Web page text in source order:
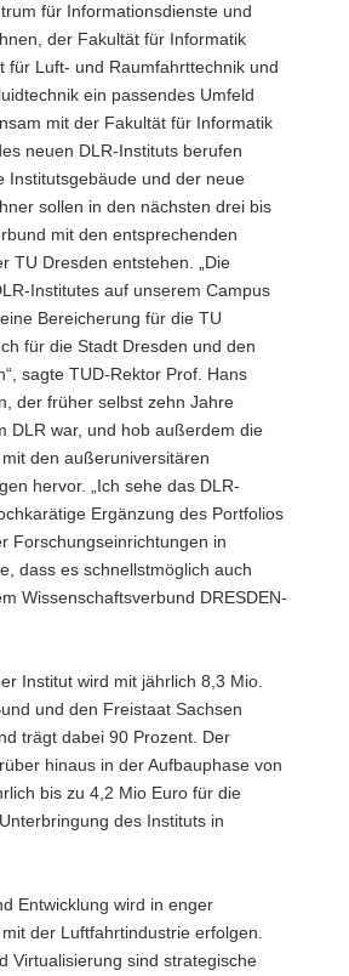
für Informationsdienste und
der Fakultät für Informatik
für Luft- und Raumfahrttechnik und
ein passendes Umfeld
mit der Fakultät für Informatik
neuen DLR-Instituts berufen
Institutsgebäude und der neue
sollen in den nächsten drei bis
mit den entsprechenden
TU Dresden entstehen. „Die
Institutes auf unserem Campus
Bereicherung für die TU
für die Stadt Dresden und den
sagte TUD-Rektor Prof. Hans
der früher selbst zehn Jahre
DLR war, und hob außerdem die
den außeruniversitären
hervor. „Ich sehe das DLR-
Ergänzung des Portfolios
Forschungseinrichtungen in
dass es schnellstmöglich auch
Wissenschaftsverbund DRESDEN-
Institut wird mit jährlich 8,3 Mio.
und den Freistaat Sachsen
trägt dabei 90 Prozent. Der
hinaus in der Aufbauphase von
bis zu 4,2 Mio Euro für die
des Instituts in
Entwicklung wird in enger
der Luftfahrtindustrie erfolgen.
Virtualisierung sind strategische